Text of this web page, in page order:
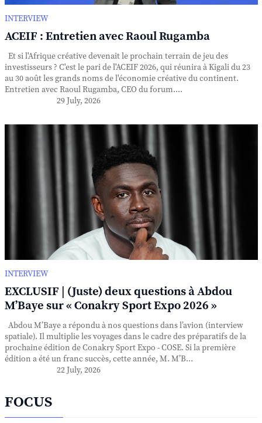
INTERVIEW
ACEIF : Entretien avec Raoul Rugamba
Et si l'Afrique créative devenait le prochain terrain de jeu des
investisseurs ? C'est le pari de l'ACEIF 2026, qui réunira à Kigali du 23
au 30 août les grands noms de l'économie créative du continent.
Entretien avec Raoul Rugamba, CEO du forum....
29 July, 2026
INTERVIEW
EXCLUSIF | (Juste) deux questions à Abdou
M’Baye sur « Conakry Sport Expo 2026 »
Abdou M’Baye a répondu à nos questions dans l’avion (interview
spatiale). Il multiplie les voyages dans le cadre des préparatifs de la
prochaine édition de Conakry Sport Expo - COSE. Si la première
édition a été un franc succès, cette année, M. M’B...
22 July, 2026
FOCUS